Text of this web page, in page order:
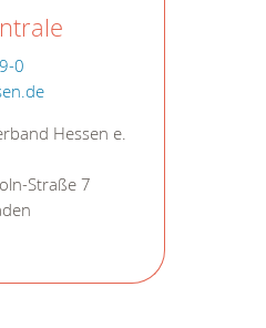
0
Hessen e.
Straße 7